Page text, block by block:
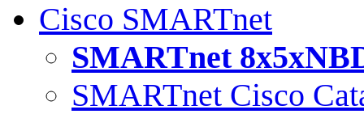
Cisco SMARTnet
SMARTnet
SMARTnet Cisco